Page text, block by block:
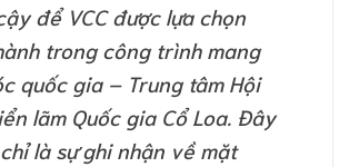
để VCC được lựa chọn
trong công trình mang
quốc gia – Trung tâm Hội
lãm Quốc gia Cổ Loa. Đây
là sự ghi nhận về mặt